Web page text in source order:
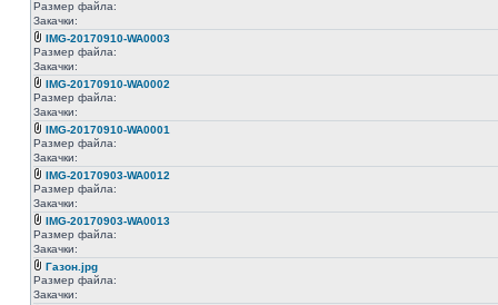
Размер файла:
Закачки:
IMG-20170910-WA0003
Размер файла:
Закачки:
IMG-20170910-WA0002
Размер файла:
Закачки:
IMG-20170910-WA0001
Размер файла:
Закачки:
IMG-20170903-WA0012
Размер файла:
Закачки:
IMG-20170903-WA0013
Размер файла:
Закачки:
Газон.jpg
Размер файла:
Закачки: